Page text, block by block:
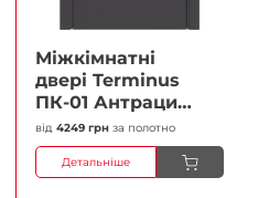
Міжкімнатні
двері Terminus
ПК-01 Антрацит
(п/п) Глухі
Плівка
від 4249 грн за полотно
Детальніше